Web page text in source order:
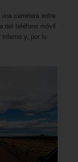
carretera entre
del teléfono móvil
y, por lo